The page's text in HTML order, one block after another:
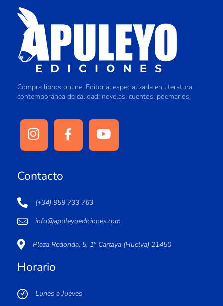
Compra libros online. Editorial especializada en literatura
contemporánea de calidad: novelas, cuentos, poemarios.
Contacto
(+34) 959 733 763
info@apuleyoediciones.com
Plaza Redonda, 5, 1º Cartaya (Huelva) 21450
Horario
Lunes a Jueves